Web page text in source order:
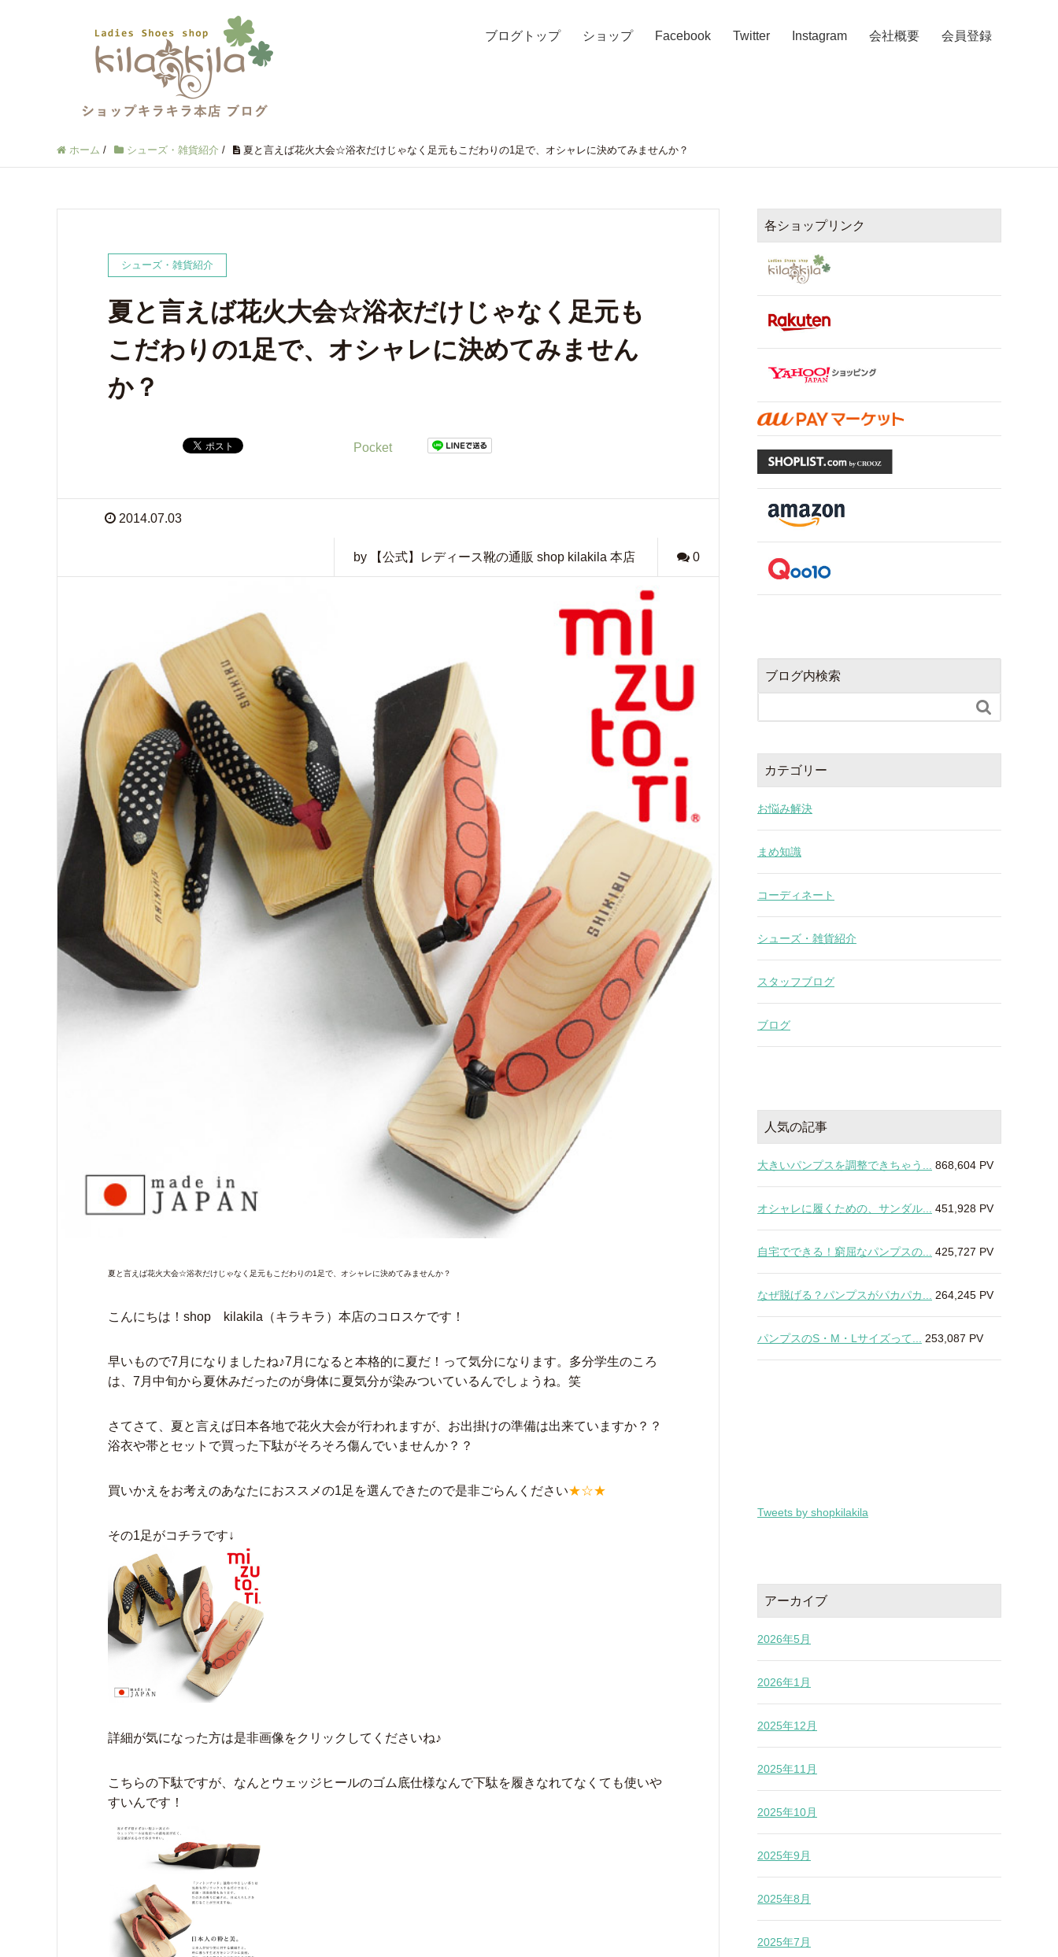
ブログトップ ショップ Facebook Twitter Instagram 会社概要 会員登録
ホーム / シューズ・雑貨紹介 / 夏と言えば花火大会☆浴衣だけじゃなく足元もこだわりの1足で、オシャレに決めてみませんか？
シューズ・雑貨紹介
夏と言えば花火大会☆浴衣だけじゃなく足元も
こだわりの1足で、オシャレに決めてみません
か？
Pocket
2014.07.03
by 【公式】レディース靴の通販 shop kilakila 本店 0
夏と言えば花火大会☆浴衣だけじゃなく足元もこだわりの1足で、オシャレに決めてみませんか？
こんにちは！shop kilakila（キラキラ）本店のコロスケです！
早いもので7月になりましたね♪7月になると本格的に夏だ！って気分になります。多分学生のころ
は、7月中旬から夏休みだったのが身体に夏気分が染みついているんでしょうね。笑
さてさて、夏と言えば日本各地で花火大会が行われますが、お出掛けの準備は出来ていますか？？
浴衣や帯とセットで買った下駄がそろそろ傷んでいませんか？？
買いかえをお考えのあなたにおススメの1足を選んできたので是非ごらんください★☆★
その1足がコチラです↓
詳細が気になった方は是非画像をクリックしてくださいね♪
こちらの下駄ですが、なんとウェッジヒールのゴム底仕様なんで下駄を履きなれてなくても使いや
すいんです！
各ショップリンク
ブログ内検索

カテゴリー
お悩み解決
まめ知識
コーディネート
シューズ・雑貨紹介
スタッフブログ
ブログ
人気の記事
大きいパンプスを調整できちゃう... 868,604 PV
オシャレに履くための、サンダル... 451,928 PV
自宅でできる！窮屈なパンプスの... 425,727 PV
なぜ脱げる？パンプスがパカパカ... 264,245 PV
パンプスのS・M・Lサイズって... 253,087 PV
Tweets by shopkilakila
アーカイブ
2026年5月
2026年1月
2025年12月
2025年11月
2025年10月
2025年9月
2025年8月
2025年7月